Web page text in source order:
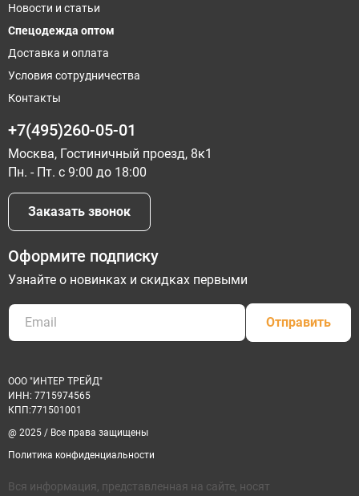
Новости и статьи
Спецодежда оптом
Доставка и оплата
Условия сотрудничества
Контакты
+7(495)260-05-01
Москва, Гостиничный проезд, 8к1
Пн. - Пт. с 9:00 до 18:00
Заказать звонок
Оформите подписку
Узнайте о новинках и скидках первыми
Отправить
ООО "ИНТЕР ТРЕЙД"
ИНН: 7715974565
КПП:771501001
@ 2025 / Все права защищены
Политика конфиденциальности
Вся информация, представленная на сайте, носят